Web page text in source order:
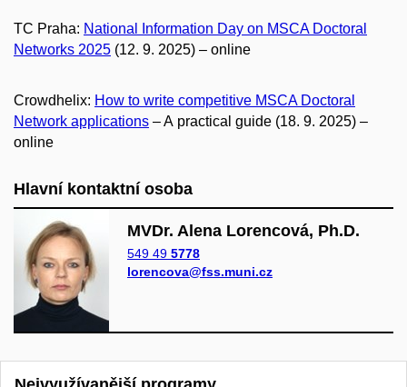
TC Praha: National Information Day on MSCA Doctoral
Networks 2025 (12. 9. 2025) – online
Crowdhelix: How to write competitive MSCA Doctoral
Network applications – A practical guide (18. 9. 2025) –
online
Hlavní kontaktní osoba
MVDr. Alena Lorencová, Ph.D.
549 49 5778
lorencova@fss.muni.cz